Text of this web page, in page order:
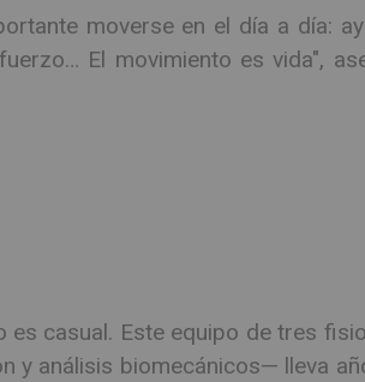
moverse en el día a día:
El movimiento es vida",
es casual. Este equipo de tres
y análisis biomecánicos— lleva